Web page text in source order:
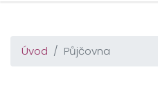
Úvod Půjčovna